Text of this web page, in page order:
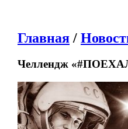
Главная /
Челлендж